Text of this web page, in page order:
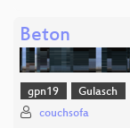
Beton
gpn19 Gulasch
couchsofa